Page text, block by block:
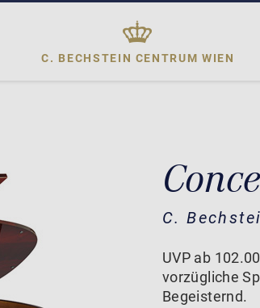
C. BECHSTEIN CENTRUM WIEN
C.
UVP ab
vorzügliche
Begeisternd.